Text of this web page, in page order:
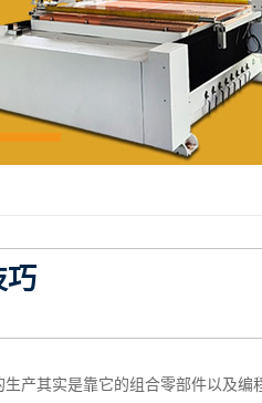
巧
其实是靠它的组合零部件以及编